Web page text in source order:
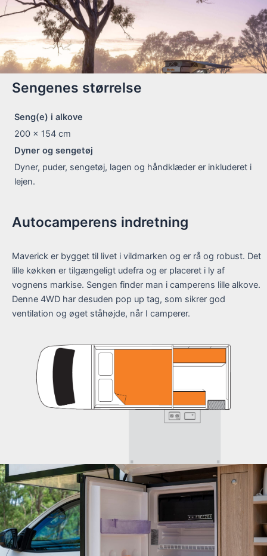
Sengenes størrelse
Seng(e) i alkove
200 x 154 cm
Dyner og sengetøj
Dyner, puder, sengetøj, lagen og håndklæder er inkluderet i
lejen.
Autocamperens indretning
Maverick er bygget til livet i vildmarken og er rå og robust. Det
lille køkken er tilgængeligt udefra og er placeret i ly af
vognens markise. Sengen finder man i camperens lille alkove.
Denne 4WD har desuden pop up tag, som sikrer god
ventilation og øget ståhøjde, når I camperer.